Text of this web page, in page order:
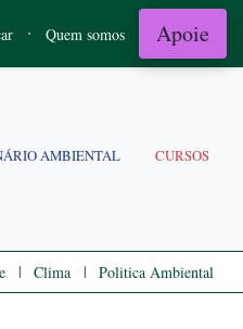
· Quem somos Apoie
AMBIENTAL CURSOS
| Clima | Politica Ambiental